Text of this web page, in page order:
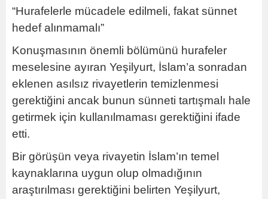
“Hurafelerle mücadele edilmeli, fakat sünnet
hedef alınmamalı”
Konuşmasının önemli bölümünü hurafeler
meselesine ayıran Yeşilyurt, İslam’a sonradan
eklenen asılsız rivayetlerin temizlenmesi
gerektiğini ancak bunun sünneti tartışmalı hale
getirmek için kullanılmaması gerektiğini ifade
etti.
Bir görüşün veya rivayetin İslam’ın temel
kaynaklarına uygun olup olmadığının
araştırılması gerektiğini belirten Yeşilyurt,